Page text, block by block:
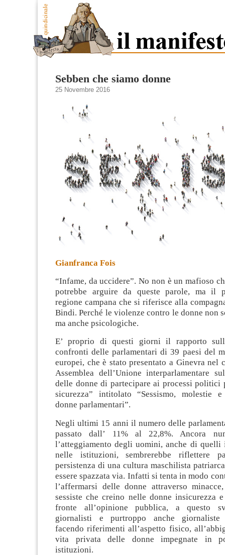
Sebben che siamo donne
25 Novembre 2016
Gianfranca Fois
“Infame, da uccidere”. No non è un mafioso
potrebbe arguire da queste parole, ma il
regione campana che si riferisce alla
Bindi. Perché le violenze contro le donne non
ma anche psicologiche.
E’ proprio di questi giorni il rapporto
confronti delle parlamentari di 39 paesi del
europei, che è stato presentato a Ginevra nel
Assemblea dell’Unione interparlamentare
delle donne di partecipare ai processi politici
sicurezza” intitolato “Sessismo, molestie
donne parlamentari”.
Negli ultimi 15 anni il numero delle
passato dall’ 11% al 22,8%. Ancora
l’atteggiamento degli uomini, anche di quelli
nelle istituzioni, sembrerebbe riflettere
persistenza di una cultura maschilista
essere spazzata via. Infatti si tenta in modo
l’affermarsi delle donne attraverso
sessiste che creino nelle donne insicurezza
fronte all’opinione pubblica, a questo
giornalisti e purtroppo anche giornaliste
facendo riferimenti all’aspetto fisico,
vita privata delle donne impegnate in
istituzioni.